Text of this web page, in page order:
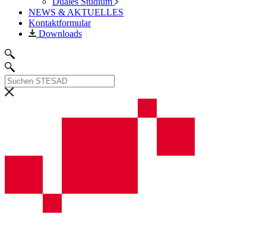
NEWS & AKTUELLES
Kontaktformular
Downloads